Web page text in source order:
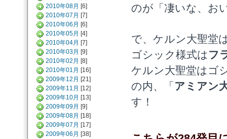
2010年08月 [6]
2010年07月 [7]
2010年06月 [6]
2010年05月 [4]
2010年04月 [7]
2010年03月 [9]
2010年02月 [8]
2010年01月 [16]
2009年12月 [21]
2009年11月 [12]
2009年10月 [13]
2009年09月 [9]
2009年08月 [18]
2009年07月 [17]
2009年06月 [38]
のが「凄いな、お
で、ケルン大聖堂
ゴシック様式は フ
ケルン大聖堂はゴ
の内、「 アミアン
す！